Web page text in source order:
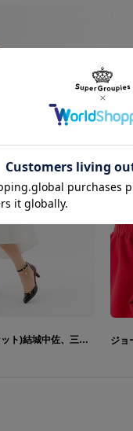
ジョーカー・ゲーム (Aセット)結城中佐、三好、佐久間中尉/(Bセット)神永、小田切、福本、田崎/(Cセット)甘利、波多野、実井、蒲生次郎 モデル パンプス